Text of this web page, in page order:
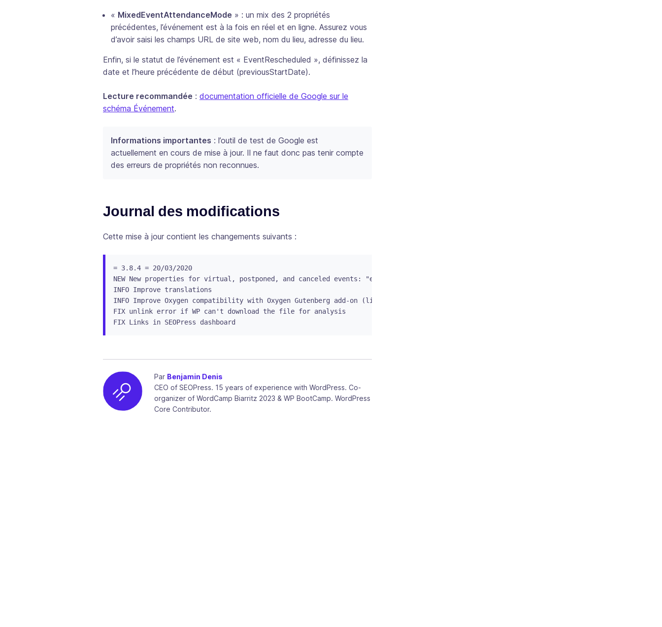
« MixedEventAttendanceMode » : un mix des 2 propriétés
précédentes, l’événement est à la fois en réel et en ligne. Assurez vous
d’avoir saisi les champs URL de site web, nom du lieu, adresse du lieu.
Enfin, si le statut de l’événement est « EventRescheduled », définissez la
date et l’heure précédente de début (previousStartDate).
Lecture recommandée : documentation officielle de Google sur le
schéma Événement.
Informations importantes : l’outil de test de Google est
actuellement en cours de mise à jour. Il ne faut donc pas tenir compte
des erreurs de propriétés non reconnues.
Journal des modifications
Cette mise à jour contient les changements suivants :
= 3.8.4 = 20/03/2020
NEW New properties for virtual, postponed, and canceled events: "eventStatus", "eventAttendanceMode", "previousStartDate" properties due to
INFO Improve translations
INFO Improve Oxygen compatibility with Oxygen Gutenberg add-on (little tricky)
FIX unlink error if WP can't download the file for analysis
FIX Links in SEOPress dashboard
Par Benjamin Denis
CEO of SEOPress. 15 years of experience with WordPress. Co-
organizer of WordCamp Biarritz 2023 & WP BootCamp. WordPress
Core Contributor.